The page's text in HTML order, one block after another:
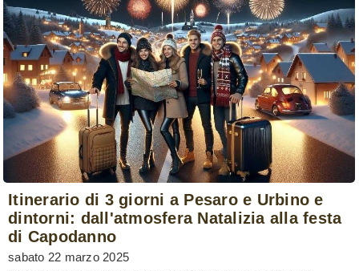
Itinerario di 3 giorni a Pesaro e Urbino e
dintorni: dall'atmosfera Natalizia alla festa
di Capodanno
sabato 22 marzo 2025